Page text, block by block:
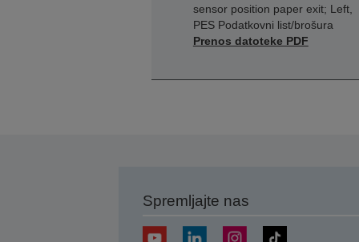
sensor position paper exit; Left,
PES Podatkovni list/brošura
Prenos datoteke PDF
Spremljajte nas